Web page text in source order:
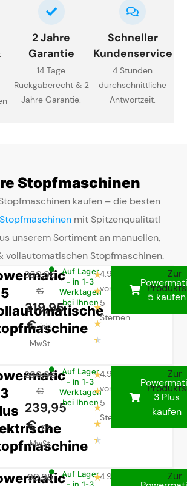
2 Jahre
Garantie
14 Tage
Rückgaberecht & 2
Jahre Garantie.
Schneller
Kundenservice
4 Stunden
durchschnittliche
Antwortzeit.
Stopfmaschinen
kaufen – die besten
mit Spitzenqualität!
unserem Sortiment an manuellen,
vollautomatischen Stopfmaschinen.
5
359,95
€
319,95
€ inkl.
MwSt
Auf Lager
- in 1-3
Werktagen
bei Ihnen
★
★
★
★
★
4.9
von
5
Sternen
5 kaufen
Zur
3
289,95
€
239,95
€ inkl.
MwSt
Auf Lager
- in 1-3
Werktagen
bei Ihnen
★
★
★
★
★
4.9
von
5
Sternen
3 Plus
kaufen
Zur
99,95
Auf Lager
★4.9
Zur